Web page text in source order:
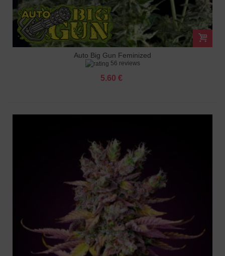
Auto Big Gun Feminized
56 reviews
5.60 €